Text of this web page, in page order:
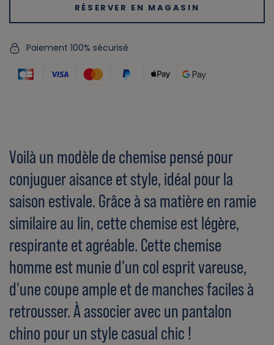
RÉSERVER EN MAGASIN
Paiement 100% sécurisé
Voilà un modèle de chemise pensé pour
conjuguer aisance et style, idéal pour la
saison estivale. Grâce à sa matière en ramie
similaire au lin, cette chemise est légère,
respirante et agréable. Cette chemise
homme est munie d'un col esprit vareuse,
d'une coupe ample et de manches faciles à
retrousser. À associer avec un pantalon
chino pour un style casual chic !